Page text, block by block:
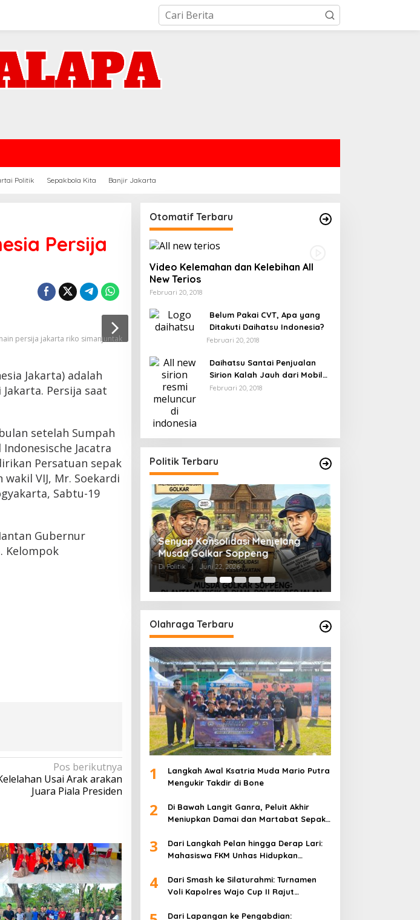
Politik Sepakbola Kita Banjir Jakarta
Persija
persija jakarta riko simanjuntak
Jakarta) adalah
Persija saat
setelah Sumpah
Jacatra
Persatuan sepak
VIJ, Mr. Soekardi
Sabtu-19
Gubernur
Kelompok
Pos berikutnya
Usai Arak arakan
Juara Piala Presiden
Otomatif Terbaru
Video Kelemahan dan Kelebihan All
New Terios
Februari 20, 2018
Belum Pakai CVT, Apa yang
Ditakuti Daihatsu Indonesia?
Februari 20, 2018
Daihatsu Santai Penjualan
Sirion Kalah Jauh dari Mobil
LCGC
Februari 20, 2018
Politik Terbaru
Penerus Beringin di Bumi
Senyap Konsolidasi Menjelang
Musda Golkar Soppeng
Di Politik | Juni 22, 2026
Olahraga Terbaru
1
Langkah Awal Ksatria Muda Mario Putra
Mengukir Takdir di Bone
2
Di Bawah Langit Ganra, Peluit Akhir
Meniupkan Damai dan Martabat Sepak
3
Dari Langkah Pelan hingga Derap Lari:
Mahasiswa FKM Unhas Hidupkan
4
Dari Smash ke Silaturahmi: Turnamen
Voli Kapolres Wajo Cup II Rajut
80
Dari Lapangan ke Pengabdian: